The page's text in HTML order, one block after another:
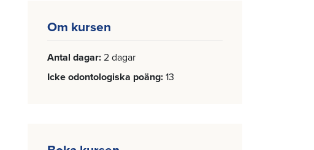
Om kursen
Antal dagar 2 dagar
Icke odontologiska poäng 13